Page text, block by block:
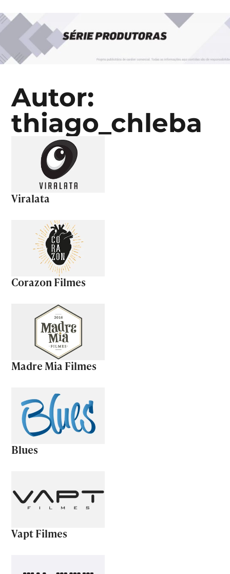
Autor:
thiago_chleba
Viralata
Corazon Filmes
Madre Mia Filmes
Blues
Vapt Filmes